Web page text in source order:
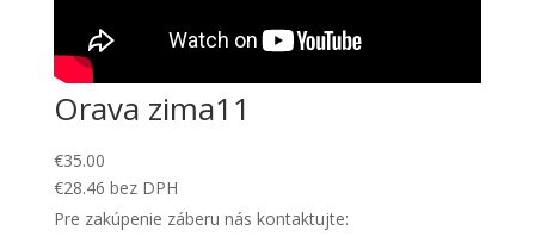
Orava zima11
€35.00
€28.46 bez DPH
Pre zakúpenie záberu nás kontaktujte: